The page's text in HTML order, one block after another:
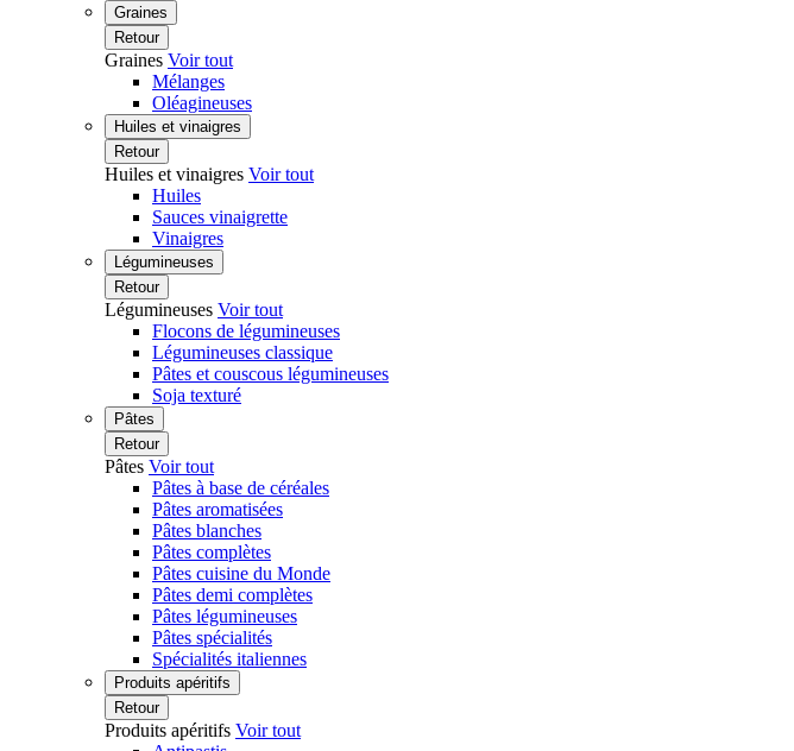
Graines
Retour
Graines Voir tout
Mélanges
Oléagineuses
Huiles et vinaigres
Retour
Huiles et vinaigres Voir tout
Huiles
Sauces vinaigrette
Vinaigres
Légumineuses
Retour
Légumineuses Voir tout
Flocons de légumineuses
Légumineuses classique
Pâtes et couscous légumineuses
Soja texturé
Pâtes
Retour
Pâtes Voir tout
Pâtes à base de céréales
Pâtes aromatisées
Pâtes blanches
Pâtes complètes
Pâtes cuisine du Monde
Pâtes demi complètes
Pâtes légumineuses
Pâtes spécialités
Spécialités italiennes
Produits apéritifs
Retour
Produits apéritifs Voir tout